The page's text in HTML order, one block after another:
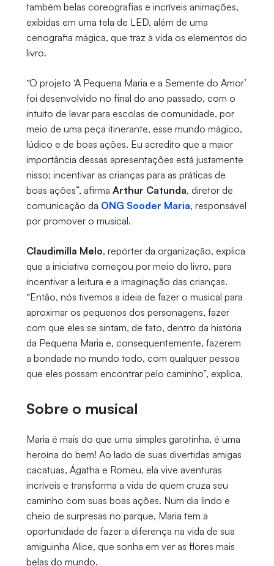
também belas coreografias e incríveis animações,
exibidas em uma tela de LED, além de uma
cenografia mágica, que traz à vida os elementos do
livro.
“O projeto ‘A Pequena Maria e a Semente do Amor’
foi desenvolvido no final do ano passado, com o
intuito de levar para escolas de comunidade, por
meio de uma peça itinerante, esse mundo mágico,
lúdico e de boas ações. Eu acredito que a maior
importância dessas apresentações está justamente
nisso: incentivar as crianças para as práticas de
boas ações”, afirma Arthur Catunda, diretor de
comunicação da ONG Sooder Maria, responsável
por promover o musical.
Claudimilla Melo, repórter da organização, explica
que a iniciativa começou por meio do livro, para
incentivar a leitura e a imaginação das crianças.
“Então, nós tivemos a ideia de fazer o musical para
aproximar os pequenos dos personagens, fazer
com que eles se sintam, de fato, dentro da história
da Pequena Maria e, consequentemente, fazerem
a bondade no mundo todo, com qualquer pessoa
que eles possam encontrar pelo caminho”, explica.
Sobre o musical
Maria é mais do que uma simples garotinha, é uma
heroína do bem! Ao lado de suas divertidas amigas
cacatuas, Ágatha e Romeu, ela vive aventuras
incríveis e transforma a vida de quem cruza seu
caminho com suas boas ações. Num dia lindo e
cheio de surpresas no parque, Maria tem a
oportunidade de fazer a diferença na vida de sua
amiguinha Alice, que sonha em ver as flores mais
belas do mundo.